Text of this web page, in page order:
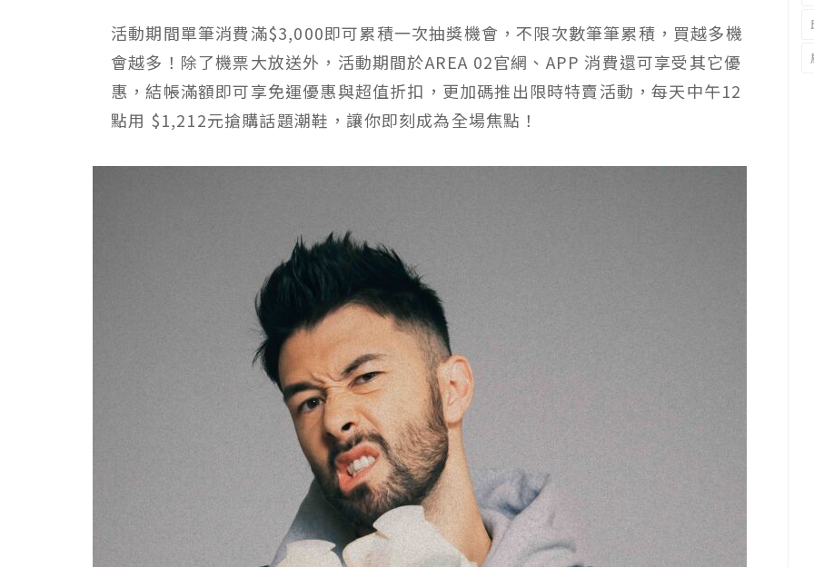
活動期間單筆消費滿$3,000即可累積一次抽獎機會，不限次數筆筆累積，買越多機
會越多！除了機票大放送外，活動期間於AREA 02官網、APP 消費還可享受其它優
惠，結帳滿額即可享免運優惠與超值折扣，更加碼推出限時特賣活動，每天中午12
點用 $1,212元搶購話題潮鞋，讓你即刻成為全場焦點！